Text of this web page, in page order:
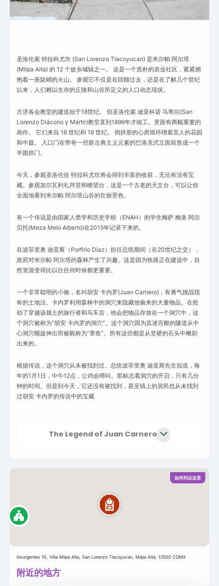
圣洛伦索 特拉科尤坎 (San Lorenzo Tlacoyucan) 是米尔帕 阿尔塔
(Milpa Alta) 的 12 个故乡城镇之一。 这是一个质朴的农业社区，紧紧拥
抱着一座陡峭的火山。 参观它不仅是在回顾过去，还是在了解几个世纪
以来，人们赖以生存的丘陵和山谷所定义的人口动态现状。
方济各会教堂的建造始于18世纪。 但圣洛伦索 迪亚科诺 马蒂尔(San
Lorenzo Diácono y Mártir)教堂直到1896年才竣工。里面有两幅重要的
画作。 它们来自 16 世纪和 18 世纪。 倒拱形的心房墙环绕着宜人的花园
和中庭。 入口门在带有一些新古典主义元素的巴洛克式立面前形成一个
半圆拱门。
今天，参观圣洛伦佐 特拉科尤坎将会得到丰富的收获，无论有没有宝
藏。参观加尔瓦利礼拜堂和瞭望台，这是一个古老的天文台，可以让你
全面地看到米尔帕 阿尔塔山谷的壮丽景色。
有一个传说是由国家人类学和历史学校（ENAH）的学生梅萨 梅洛 阿尔
贝托(Meza Melo Alberto)在2015年记录下来的。
在波菲里奥 迪亚斯（Porfirio Díaz）担任总统期间（在20世纪之交），
政府对米尔帕 阿尔塔的森林产生了兴趣。这是因为铁路正在建设中，自
然资源变得比以往任何时候都更重要。
一个非常聪明的小偷，名叫胡安 卡内罗(Juan Carnero)，有勇气挑战现
有的土地法。卡内罗利用森林中的洞穴来隐藏他偷来的大量物品。在抢
劫了穿越该领土的旅行者和马车后，他会把物品存放在一个洞穴中，这
个洞穴被称为”胡安 卡内罗的洞穴”。这个洞穴因为其迷宫般的隧道从中
心洞穴螺旋伸出而被昵称为”章鱼”。所有这些都是从坚硬的石头中雕刻
出来的。
根据传说，这个洞穴从未被找到过。总统波菲里奥 迪亚斯先生知道，每
年的1月1日，中午12点，公鸡会啼叫。那标志着洞穴的开启，只有几分
钟的时间。但是到今天，它还没有被找到，甚至镇上的居民也从未找到
过胡安 卡内罗的传说中的宝藏
The Legend of Juan Carnero
如何到达这里
Insurgentes 10, Villa Milpa Alta, San Lorenzo Tlacoyucan, Milpa Alta, 12500 CDMX
附近的地方